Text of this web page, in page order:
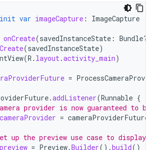
var imageCapture : ImageCapture
onCreate(savedInstanceState : Bundle?)
(savedInstanceState)
(R . layout.activity_main)
=
.addListener(Runnable {
provider is now guaranteed to
cameraProvider = cameraProviderFuture
up the preview use case to display
preview = Preview.Builder().build()